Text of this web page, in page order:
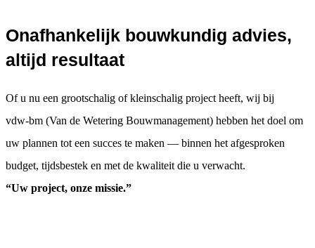
Onafhankelijk bouwkundig advies,
altijd resultaat
Of u nu een grootschalig of kleinschalig project heeft, wij bij
vdw-bm (Van de Wetering Bouwmanagement) hebben het doel om
uw plannen tot een succes te maken — binnen het afgesproken
budget, tijdsbestek en met de kwaliteit die u verwacht.
“Uw project, onze missie.”